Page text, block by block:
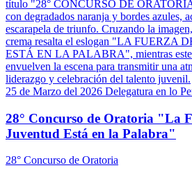
25 de Marzo del 2026 Delegatura en lo
28° Concurso de Oratoria "La
Juventud Está en la Palabra"
28° Concurso de Oratoria